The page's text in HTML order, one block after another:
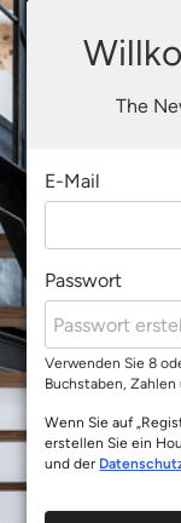
The
E-Mail
Passwort
Verwenden Sie 8
Buchstaben,
Wenn Sie auf
erstellen Sie ein
und der